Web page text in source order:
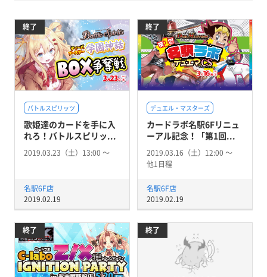
終了
バトルスピリッツ
歌姫達のカードを手に入
れろ！バトルスピリッ...
2019.03.23（土）13:00 〜
名駅6F店
2019.02.19
終了
デュエル・マスターズ
カードラボ名駅6Fリニュ
ーアル記念！「第1回...
2019.03.16（土）12:00 〜
他1日程
名駅6F店
2019.02.19
終了 終了